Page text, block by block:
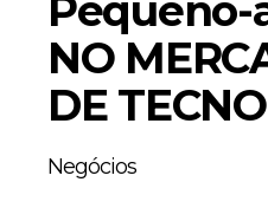
Pequeno-
NO
DE
Negócios